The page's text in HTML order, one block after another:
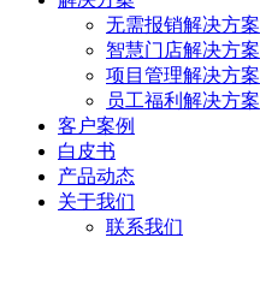
无需报销解决方案
智慧门店解决方案
项目管理解决方案
员工福利解决方案
客户案例
白皮书
产品动态
关于我们
联系我们